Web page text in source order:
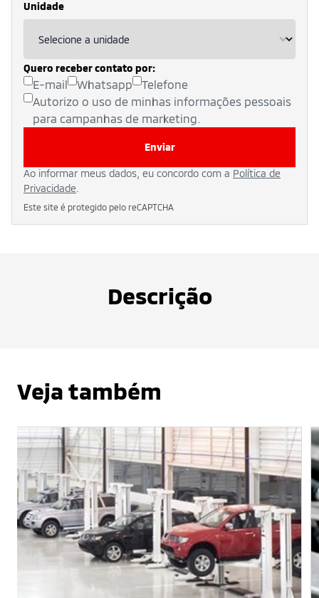
Unidade
Quero receber contato por:
E-mail Whatsapp
Telefone
Autorizo o uso de minhas informações pessoais
para campanhas de marketing.
Enviar
Ao informar meus dados, eu concordo com a Política de
Privacidade.
Este site é protegido pelo reCAPTCHA
Descrição
Veja também